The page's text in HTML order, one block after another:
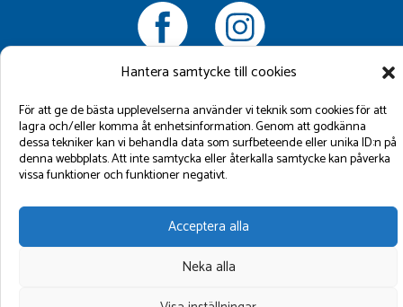
Hantera samtycke till cookies
För att ge de bästa upplevelserna använder vi teknik som cookies för att
lagra och/eller komma åt enhetsinformation. Genom att godkänna
dessa tekniker kan vi behandla data som surfbeteende eller unika ID:n på
denna webbplats. Att inte samtycka eller återkalla samtycke kan påverka
vissa funktioner och funktioner negativt.
Acceptera alla
Neka alla
©2026 GBM Marin AB.